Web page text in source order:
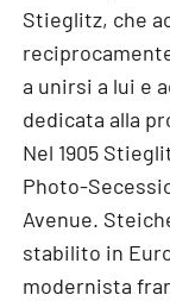
Stieglitz, che
a unirsi a lui e
dedicata alla
Nel 1905
Photo-
Avenue.
stabilito in
modernista